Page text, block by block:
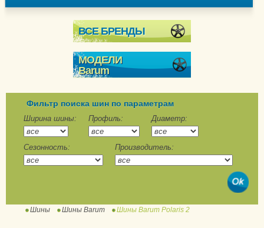
ВСЕ БРЕНДЫ
МОДЕЛИ
Barum
Polaris 3
Polaris 5
Polaris 6
SnoVanis 2
SnoVanis 3
Bravuris 3
Фильтр поиска шин по параметрам
Ширина шины: Профиль: Диаметр:
Сезонность: Производитель:
Шины Шины Barum Шины Barum Polaris 2